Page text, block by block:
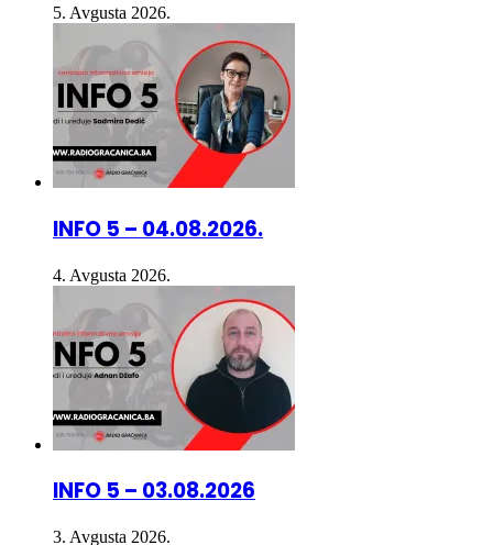
5. Avgusta 2026.
INFO 5 – 04.08.2026.
4. Avgusta 2026.
INFO 5 – 03.08.2026